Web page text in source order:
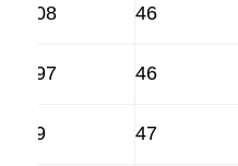
46
0.108
46
0.097
47
0.09